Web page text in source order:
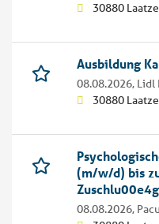
30880
Ausbildung
08.08.2026, Lidl
30880
(m/w/d) bis
08.08.2026,